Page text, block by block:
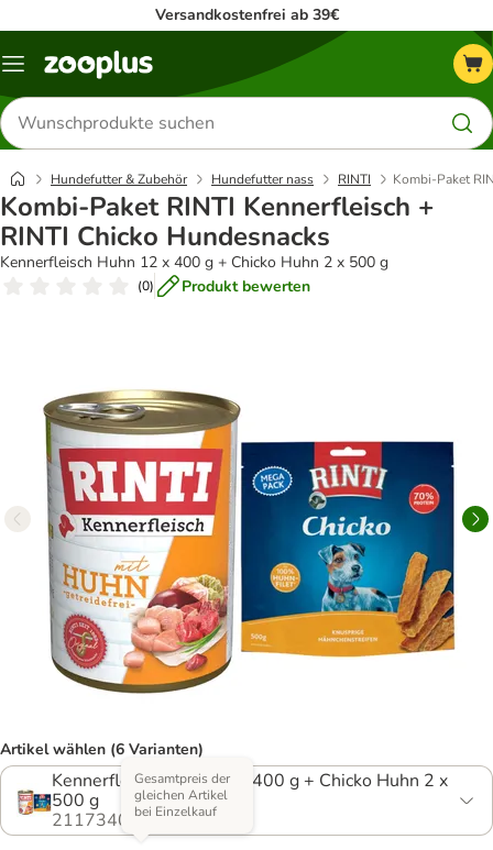
Versandkostenfrei ab 39€
Menü
Produkte
suchen
Hundefutter & Zubehör Hundefutter nass RINTI Kombi-Paket
Kombi-Paket RINTI Kennerfleisch +
RINTI Chicko Hundesnacks
Kennerfleisch Huhn 12 x 400 g + Chicko Huhn 2 x 500 g
(0) Produkt bewerten
Artikel wählen (6 Varianten)
Kennerfleisch Huhn 12 x 400 g + Chicko Huhn 2 x
500 g
2117340.0
Gesamtpreis der
gleichen Artikel
bei Einzelkauf